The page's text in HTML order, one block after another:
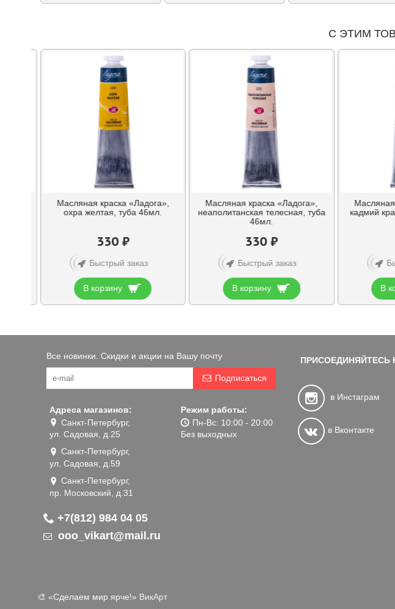
С ЭТИМ
Масляная краска «Ладога»,
охра желтая, туба 46мл.
330 ₽
Быстрый заказ
В корзину
Масляная краска «Ладога»,
неаполитанская телесная, туба
46мл.
330 ₽
Быстрый заказ
В корзину
Масляная
кадмий
В
Все новинки. Скидки и акции на Вашу почту
Подписаться
Адреса магазинов:
Санкт-Петербург,
ул. Садовая, д.25
Санкт-Петербург,
ул. Садовая, д.59
Санкт-Петербург,
пр. Московский, д.31
Режим работы:
Пн-Вс: 10:00 - 20:00
Без выходных
+7(812) 984 04 05
ooo_vikart@mail.ru
ПРИСОЕДИНЯЙТЕСЬ
в Инстаграм
в Вконтакте
🎨 «‎Сделаем мир ярче!» ВикАрт